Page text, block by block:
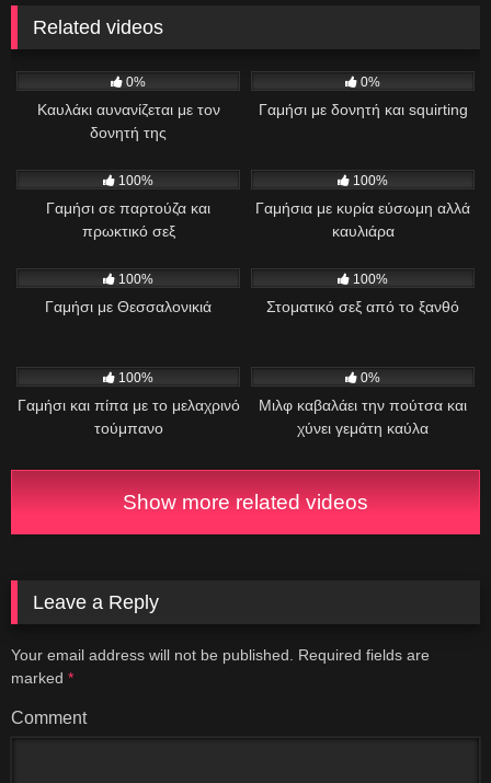
Related videos
0%
Καυλάκι αυνανίζεται με τον
δονητή της
0%
Γαμήσι με δονητή και squirting
100%
Γαμήσι σε παρτούζα και
πρωκτικό σεξ
100%
Γαμήσια με κυρία εύσωμη αλλά
καυλιάρα
100%
Γαμήσι με Θεσσαλονικιά
100%
Στοματικό σεξ από το ξανθό
100%
Γαμήσι και πίπα με το μελαχρινό
τούμπανο
0%
Μιλφ καβαλάει την πούτσα και
χύνει γεμάτη καύλα
Show more related videos
Leave a Reply
Your email address will not be published.
Required fields are
marked *
Comment